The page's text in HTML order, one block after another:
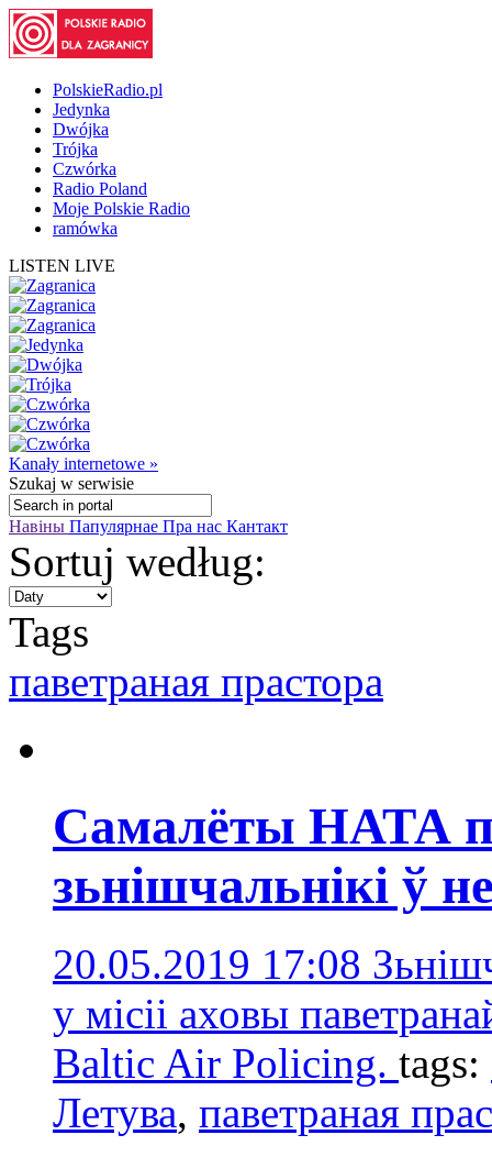
PolskieRadio.pl
Jedynka
Dwójka
Trójka
Czwórka
Radio Poland
Moje Polskie Radio
ramówka
LISTEN LIVE
Kanały internetowe »
Szukaj w serwisie
Навіны Папулярнае Пра нас Кантакт
Sortuj według:
Tags
паветраная прастора
Самалёты НАТА
зьнішчальнікі ў
20.05.2019 17:08
у місіі аховы
Baltic Air Policing. tags:
Летува, паветраная